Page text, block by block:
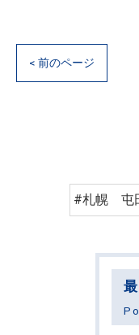
< 前のページ
#札幌 屯